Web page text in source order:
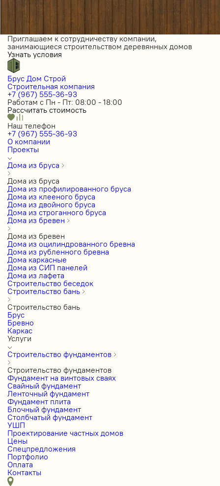
Приглашаем к сотрудничеству компании,
занимающиеся строительством деревянных домов
Узнать условия
Брус Дом Строй
Строительная компания
+7 (967) 555-36-93
Работам с Пн - Пт: 08:00 - 18:00
Рассчитать стоимость
Наш телефон
+7 (967) 555-36-93
О компании
Проекты
Дома из бруса
Дома из бруса
Дома из профилированного бруса
Дома из клееного бруса
Дома из двойного бруса
Дома из строганного бруса
Дома из бревен
Дома из бревен
Дома из оцилиндрованного бревна
Дома из рубленного бревна
Дома каркасные
Дома из СИП панелей
Дома из лафета
Строительство беседок
Строительство бань
Строительство бань
Брус
Бревно
Каркас
Услуги
Строительство фундаментов
Строительство фундаментов
Фундамент на винтовых сваях
Свайный фундамент
Ленточный фундамент
Фундамент плита
Блочный фундамент
Столбчатый фундамент
УШП
Проектирование частных домов
Цены
Спецпредложения
Портфолио
Оплата
Контакты